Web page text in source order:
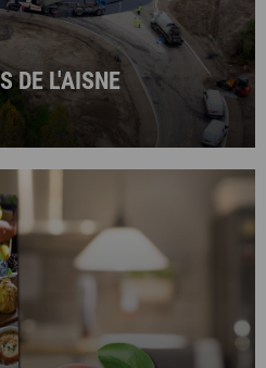
DE L'AISNE